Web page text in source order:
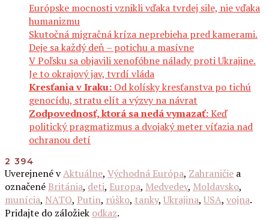
Európske mocnosti vznikli vďaka tvrdej sile, nie vďaka
humanizmu
Skutočná migračná kríza neprebieha pred kamerami.
Deje sa každý deň – potichu a masívne
V Poľsku sa objavili xenofóbne nálady proti Ukrajine.
Je to okrajový jav, tvrdí vláda
Kresťania v Iraku: Od kolísky kresťanstva po tichú
genocídu, stratu elít a výzvy na návrat
Zodpovednosť, ktorá sa nedá vymazať:Keď
politický pragmatizmus a dvojaký meter víťazia nad
ochranou detí
2 394
Uverejnené vAktuálne, Východná Európa, Zahraničie a
označené Británia, deti, Europa, Medvedev, Moldavsko,
munícia, NATO, Putin, rúško, tanky, Ukrajina, USA, vojna.
Pridajte do záložiek odkaz.